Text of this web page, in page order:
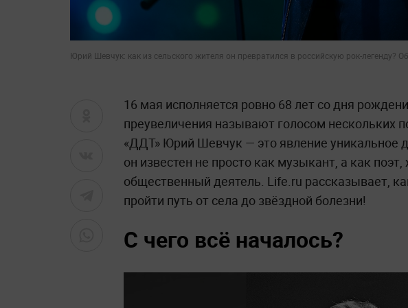
Юрий Шевчук: как из сельского жителя он превратился в российскую рок-
16 мая исполняется ровно 68 лет со дня
преувеличения называют голосом нескольких
«ДДТ» Юрий Шевчук — это явление уникальное
он известен не просто как музыкант, а как
общественный деятель. Life.ru рассказывает,
пройти путь от села до звёздной болезни!
С чего всё началось?